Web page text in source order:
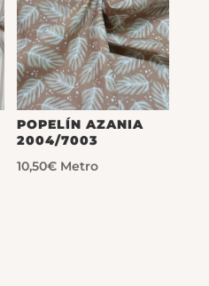
POPELÍN AZANIA
2004/7003
10,50€ Metro